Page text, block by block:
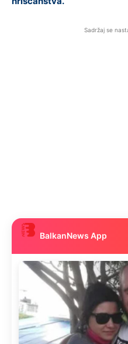
Sadržaj se
BalkanNews App